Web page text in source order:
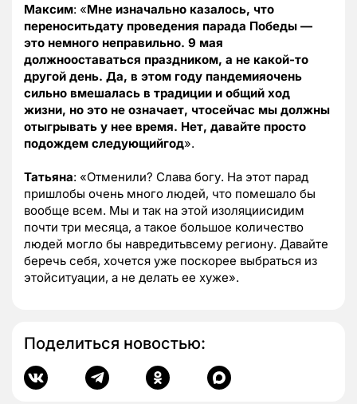
Максим: «Мне изначально казалось, что
переноситьдату проведения парада Победы —
это немного неправильно. 9 мая
должнооставаться праздником, а не какой-то
другой день. Да, в этом году пандемияочень
сильно вмешалась в традиции и общий ход
жизни, но это не означает, чтосейчас мы должны
отыгрывать у нее время. Нет, давайте просто
подождем следующийгод».
Татьяна: «Отменили? Слава богу. На этот парад
пришлобы очень много людей, что помешало бы
вообще всем. Мы и так на этой изоляциисидим
почти три месяца, а такое большое количество
людей могло бы навредитьвсему региону. Давайте
беречь себя, хочется уже поскорее выбраться из
этойситуации, а не делать ее хуже».
Поделиться новостью: